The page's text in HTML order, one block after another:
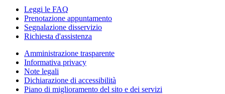
Leggi le FAQ
Prenotazione appuntamento
Segnalazione disservizio
Richiesta d'assistenza
Amministrazione trasparente
Informativa privacy
Note legali
Dichiarazione di accessibilità
Piano di miglioramento del sito e dei servizi